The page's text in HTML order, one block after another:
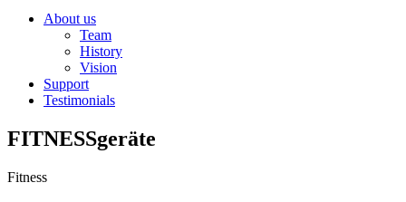
About us
Team
History
Vision
Support
Testimonials
FITNESSgeräte
Fitness